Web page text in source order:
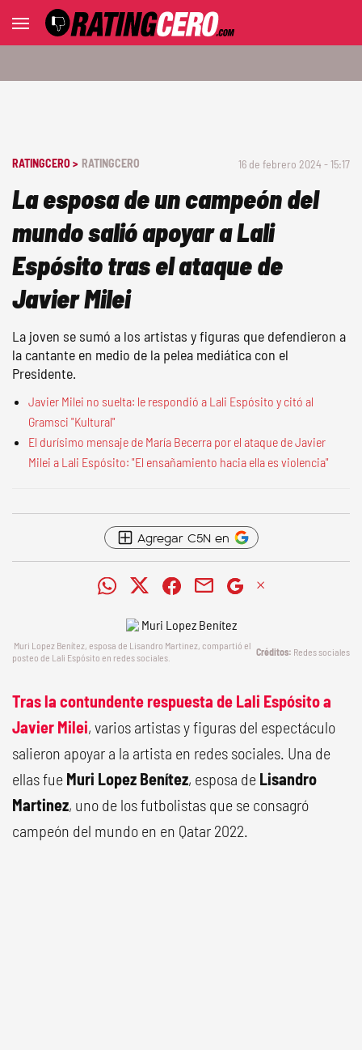
RATINGCERO > RATINGCERO 16 de febrero 2024 - 15:17
La esposa de un campeón del
mundo salió apoyar a Lali
Espósito tras el ataque de
Javier Milei
La joven se sumó a los artistas y figuras que defendieron a
la cantante en medio de la pelea mediática con el
Presidente.
Javier Milei no suelta: le respondió a Lali Espósito y citó al
Gramsci "Kultural"
El durísimo mensaje de María Becerra por el ataque de Javier
Milei a Lali Espósito: "El ensañamiento hacia ella es violencia"
Agregar C5N en
Muri Lopez Benítez, esposa de Lisandro Martinez, compartió el
posteo de Lali Espósito en redes sociales.
Redes sociales
Tras la contundente respuesta de Lali Espósito a
Javier Milei, varios artistas y figuras del espectáculo
salieron apoyar a la artista en redes sociales. Una de
ellas fue Muri Lopez Benítez, esposa de Lisandro
Martinez, uno de los futbolistas que se consagró
campeón del mundo en en Qatar 2022.